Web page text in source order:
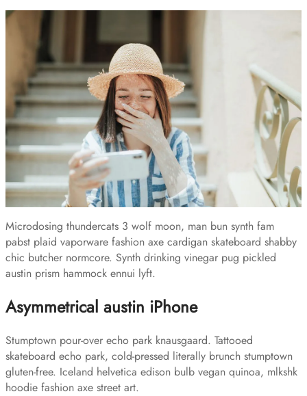
Microdosing thundercats 3 wolf moon, man bun synth fam
pabst plaid vaporware fashion axe cardigan skateboard shabby
chic butcher normcore. Synth drinking vinegar pug pickled
austin prism hammock ennui lyft.
Asymmetrical austin iPhone
Stumptown pour-over echo park knausgaard. Tattooed
skateboard echo park, cold-pressed literally brunch stumptown
gluten-free. Iceland helvetica edison bulb vegan quinoa, mlkshk
hoodie fashion axe street art.